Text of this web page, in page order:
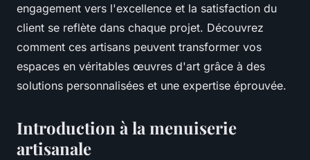
engagement vers l'excellence et la satisfaction du
client se reflète dans chaque projet. Découvrez
comment ces artisans peuvent transformer vos
espaces en véritables œuvres d'art grâce à des
solutions personnalisées et une expertise éprouvée.
Introduction à la menuiserie
artisanale